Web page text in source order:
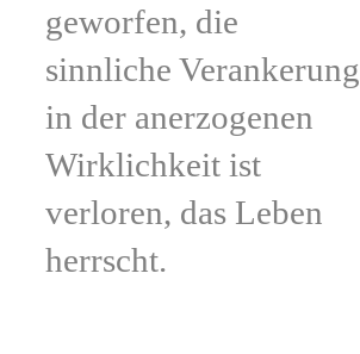
geworfen, die
sinnliche Verankerung
in der anerzogenen
Wirklichkeit ist
verloren, das Leben
herrscht.